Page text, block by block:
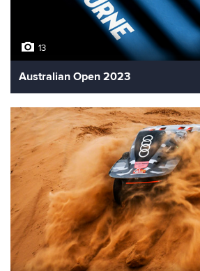
13
Australian Open 2023